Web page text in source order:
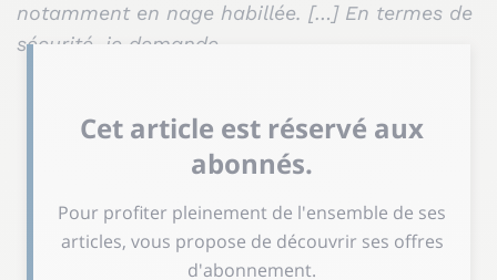
notamment en nage habillée. […] En termes de
sécurité, je demande...